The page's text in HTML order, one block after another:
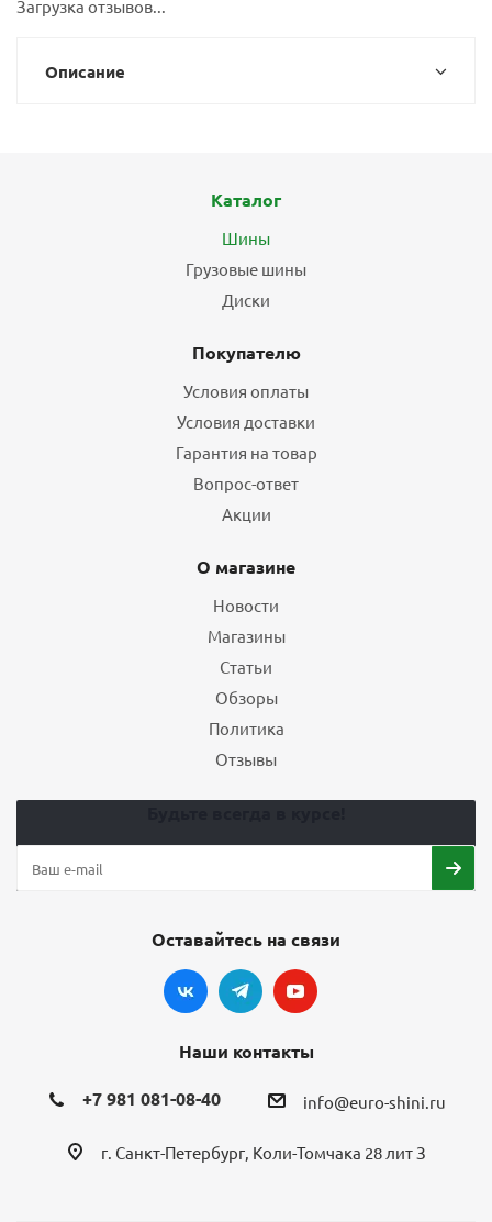
Загрузка отзывов...
Описание
Каталог
Шины
Грузовые шины
Диски
Покупателю
Условия оплаты
Условия доставки
Гарантия на товар
Вопрос-ответ
Акции
О магазине
Новости
Магазины
Статьи
Обзоры
Политика
Отзывы
Оставайтесь на связи
Наши контакты
+7 981 081-08-40 info@euro-shini.ru
г. Санкт-Петербург, Коли-Томчака 28 лит З